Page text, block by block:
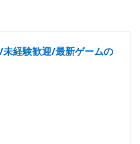
経験歓迎/最新ゲームの